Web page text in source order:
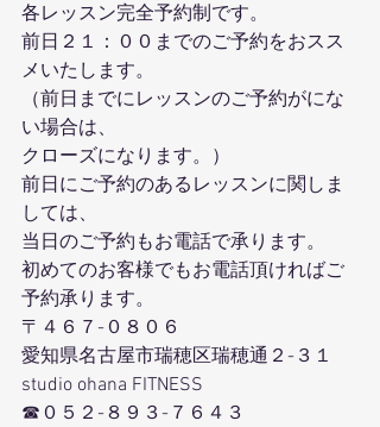
各レッスン完全予約制です。
前日２１：００までのご予約をおスス
メいたします。
（前日までにレッスンのご予約がにな
い場合は、
クローズになります。）
前日にご予約のあるレッスンに関しま
しては、
当日のご予約もお電話で承ります。
初めてのお客様でもお電話頂ければご
予約承ります。
〒４６７-０８０６
愛知県名古屋市瑞穂区瑞穂通２-３１
studio ohana FITNESS
☎０５２-８９３-７６４３